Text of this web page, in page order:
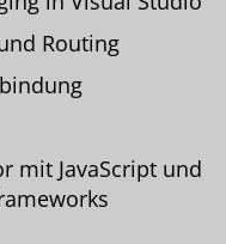
Routing
mit JavaScript und